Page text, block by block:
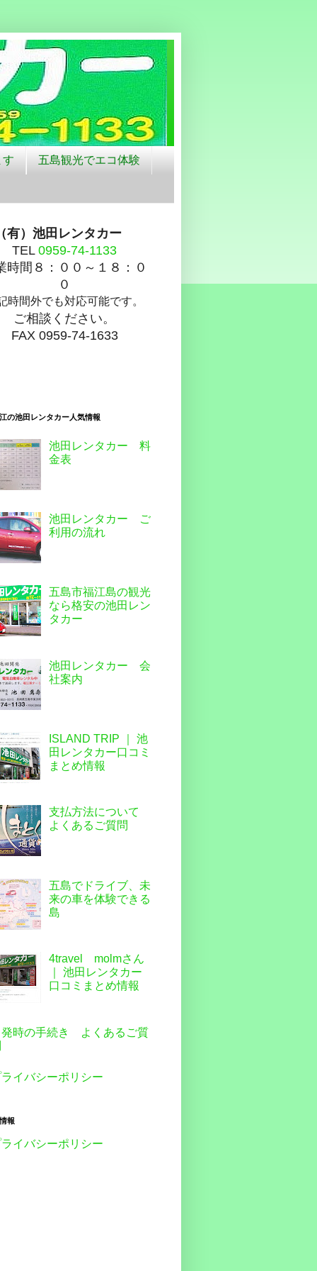
す 五島観光でエコ体験
有）池田レンタカー
TEL 0959-74-1133
時間８：００～１８：０
０
時間外でも対応可能です。
ご相談ください。
FAX 0959-74-1633
の池田レンタカー人気情報
池田レンタカー 料
金表
池田レンタカー ご
利用の流れ
五島市福江島の観光
なら格安の池田レン
タカー
池田レンタカー 会
社案内
ISLAND TRIP ｜ 池
田レンタカー口コミ
まとめ情報
支払方法について
よくあるご質問
五島でドライブ、未
来の車を体験できる
島
4travel molmさん
｜ 池田レンタカー
口コミまとめ情報
発時の手続き よくあるご質
イバシーポリシー
報
イバシーポリシー